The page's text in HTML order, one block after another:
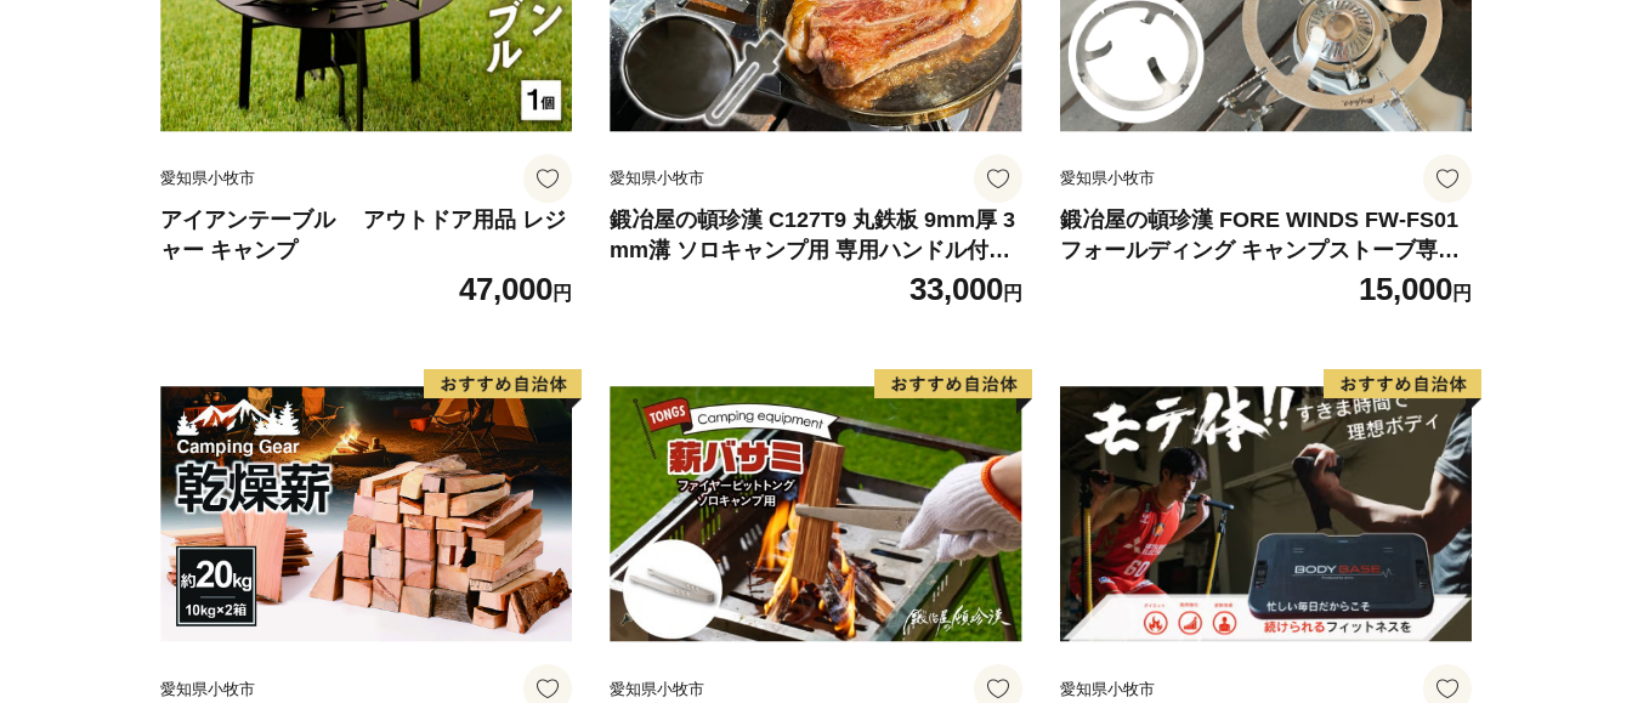
愛知県小牧市
アイアンテーブル アウトドア用品 レジ
ャー キャンプ
47,000円
愛知県小牧市
鍛冶屋の頓珍漢 C127T9 丸鉄板 9mm厚 3
mm溝 ソロキャンプ用 専用ハンドル付き
スノーピーク アルミパーソナルクッカー
33,000円
愛知県小牧市
鍛冶屋の頓珍漢 FORE WINDS FW-FS01
フォールディング キャンプストーブ専用
15,000円
愛知県小牧市 愛知県小牧市 愛知県小牧市